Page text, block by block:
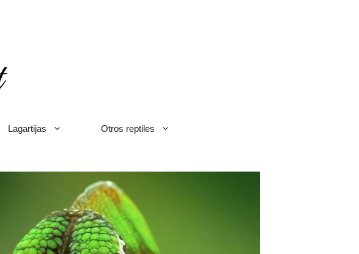
Lagartijas Otros reptiles